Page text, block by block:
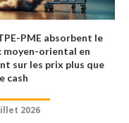
PME absorbent le
moyen-oriental en
sur les prix plus que
cash
2026